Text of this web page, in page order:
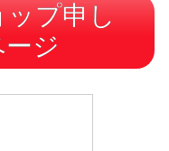
プ申し
ジ